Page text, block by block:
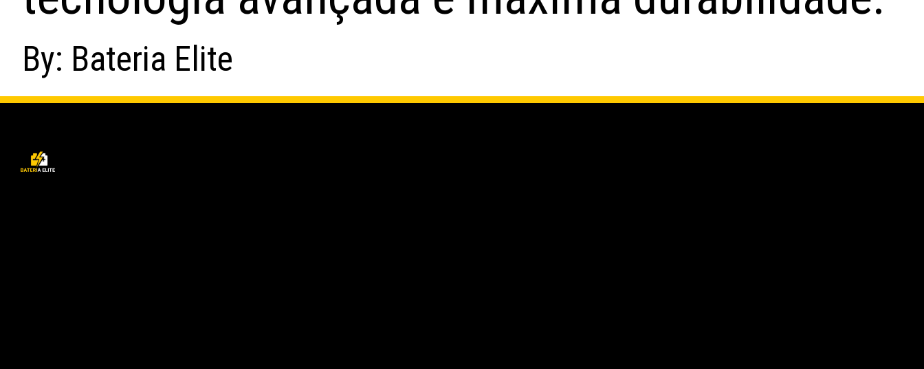
By: Bateria Elite